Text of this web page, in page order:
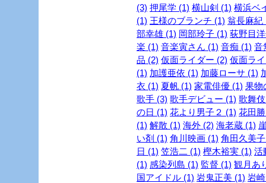
(3) 押尾学 (1) 横山剣 (1) 横浜ベ
(1) 王様のブランチ (1) 翁長麻紀
部幸雄 (1) 岡部玲子 (1) 荻野目
楽 (1) 音楽寅さん (1) 音痴 (1) 音
品 (2) 仮面ライダー (2) 仮面ラ
(1) 加護亜依 (1) 加藤ローサ (1)
衣 (1) 夏帆 (1) 家電俳優 (1) 果物
歌手 (3) 歌手デビュー (1) 歌舞
の日 (1) 花より男子２ (1) 花田
(1) 解散 (1) 海外 (2) 海老蔵 (1)
い剤 (1) 角川映画 (1) 角田久美
日 (1) 笠浩二 (1) 樫木裕実 (1) 活
(1) 感染列島 (1) 監督 (1) 観月あ
国アイドル (1) 岩鬼正美 (1) 岩